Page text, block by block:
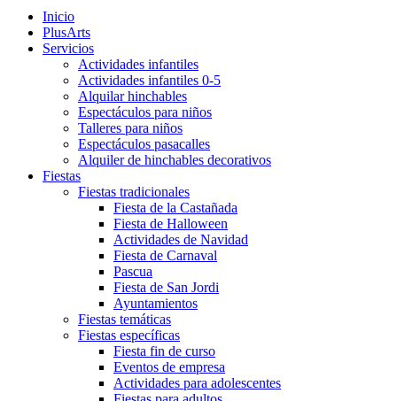
Inicio
PlusArts
Servicios
Actividades infantiles
Actividades infantiles 0-5
Alquilar hinchables
Espectáculos para niños
Talleres para niños
Espectáculos pasacalles
Alquiler de hinchables decorativos
Fiestas
Fiestas tradicionales
Fiesta de la Castañada
Fiesta de Halloween
Actividades de Navidad
Fiesta de Carnaval
Pascua
Fiesta de San Jordi
Ayuntamientos
Fiestas temáticas
Fiestas específicas
Fiesta fin de curso
Eventos de empresa
Actividades para adolescentes